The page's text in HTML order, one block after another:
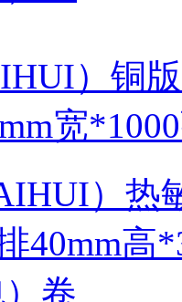
）铜
宽